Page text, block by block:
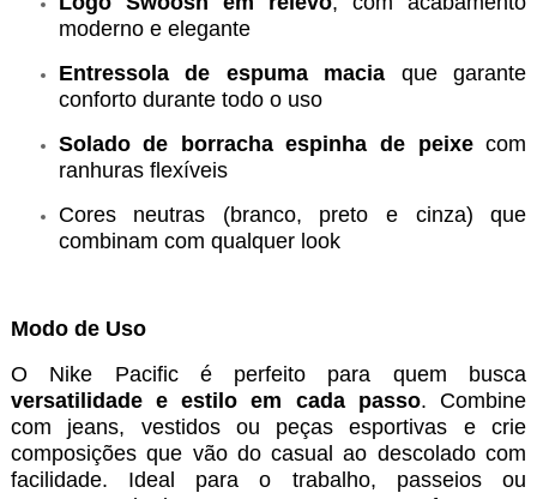
moderno e elegante
Entressola de espuma macia que garante
conforto durante todo o uso
Solado de borracha espinha de peixecom
ranhuras flexíveis
Cores neutras (branco, preto e cinza) que
combinam com qualquer look
Modo de Uso
O Nike Pacific é perfeito para quem busca
versatilidade e estilo em cada passo. Combine
com jeans, vestidos ou peças esportivas e crie
composições que vão do casual ao descolado com
facilidade. Ideal para o trabalho, passeios ou